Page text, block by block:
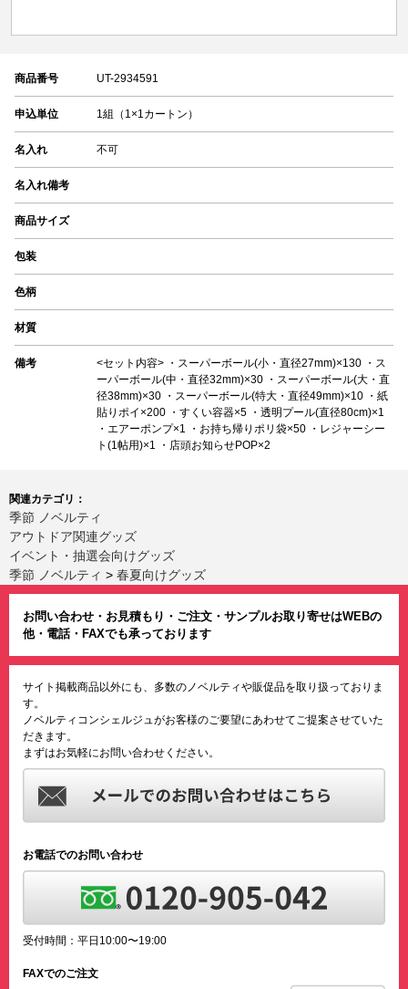
商品番号 UT-2934591
申込単位 1組（1×1カートン）
名入れ 不可
名入れ備考
商品サイズ
包装
色柄
材質
備考
<セット内容> ・スーパーボール(小・直径27mm)×130 ・ス
ーパーボール(中・直径32mm)×30 ・スーパーボール(大・直
径38mm)×30 ・スーパーボール(特大・直径49mm)×10 ・紙
貼りポイ×200 ・すくい容器×5 ・透明プール(直径80cm)×1
・エアーポンプ×1 ・お持ち帰りポリ袋×50 ・レジャーシー
ト(1帖用)×1 ・店頭お知らせPOP×2
関連カテゴリ：
季節 ノベルティ
アウトドア関連グッズ
イベント・抽選会向けグッズ
季節 ノベルティ > 春夏向けグッズ
お問い合わせ・お見積もり・ご注文・サンプルお取り寄せはWEBの
他・電話・FAXでも承っております
サイト掲載商品以外にも、多数のノベルティや販促品を取り扱っておりま
す。
ノベルティコンシェルジュがお客様のご要望にあわせてご提案させていた
だきます。
まずはお気軽にお問い合わせください。
お電話でのお問い合わせ
受付時間：平日10:00〜19:00
FAXでのご注文